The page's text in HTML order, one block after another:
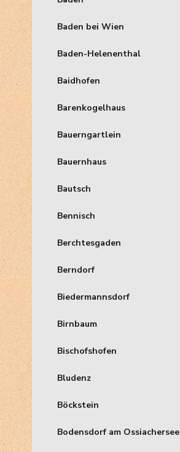
Baden bei Wien
Baden-Helenenthal
Baidhofen
Barenkogelhaus
Bauerngartlein
Bauernhaus
Bautsch
Bennisch
Berchtesgaden
Berndorf
Biedermannsdorf
Birnbaum
Bischofshofen
Bludenz
Böckstein
Bodensdorf am Ossiachersee